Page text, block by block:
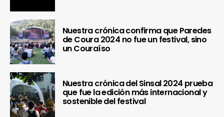
Nuestra crónica confirma que Paredes
de Coura 2024 no fue un festival, sino
un Couraíso
Nuestra crónica del Sinsal 2024 prueba
que fue la edición más internacional y
sostenible del festival